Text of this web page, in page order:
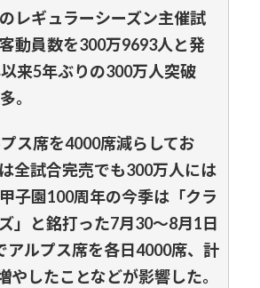
レギュラーシーズン主催試
動員数を300万9693人と発
来5年ぶりの300万人突破
。
ス席を4000席減らしてお
全試合完売でも300万人には
子園100周年の今季は「クラ
」と銘打った7月30～8月1日
アルプス席を各日4000席、計
やしたことなどが影響した。